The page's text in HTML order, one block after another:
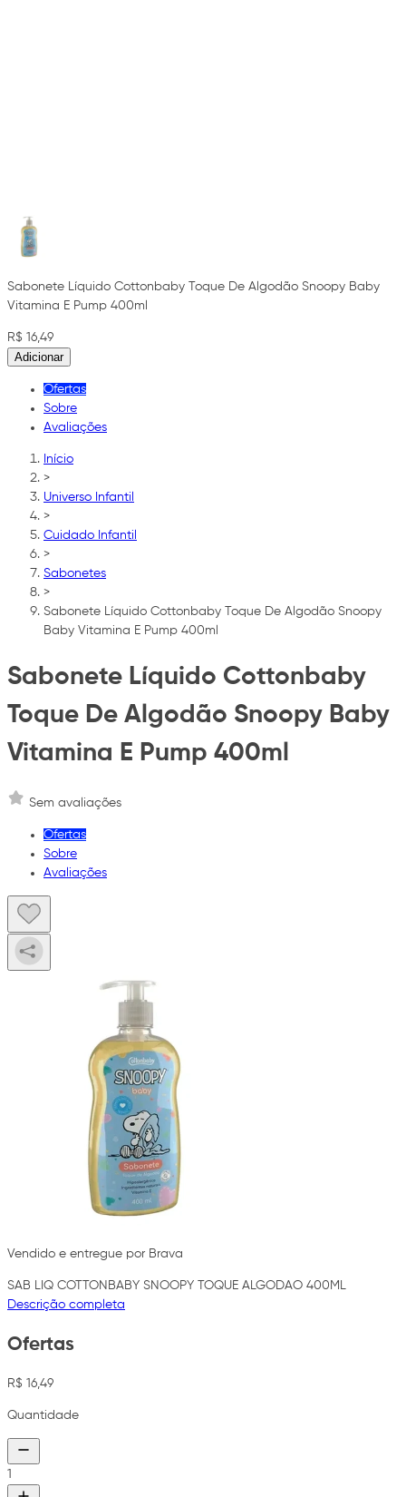
Sabonete Líquido Cottonbaby Toque De Algodão Snoopy Baby
Vitamina E Pump 400ml
R$ 16,49
Adicionar
Ofertas
Sobre
Avaliações
Início
>
Universo Infantil
>
Cuidado Infantil
>
Sabonetes
>
Sabonete Líquido Cottonbaby Toque De Algodão Snoopy
Baby Vitamina E Pump 400ml
Sabonete Líquido Cottonbaby
Toque De Algodão Snoopy Baby
Vitamina E Pump 400ml
Sem avaliações
Ofertas
Sobre
Avaliações
Vendido e entregue por Brava
SAB LIQ COTTONBABY SNOOPY TOQUE ALGODAO 400ML
Descrição completa
Ofertas
R$ 16,49
Quantidade
1